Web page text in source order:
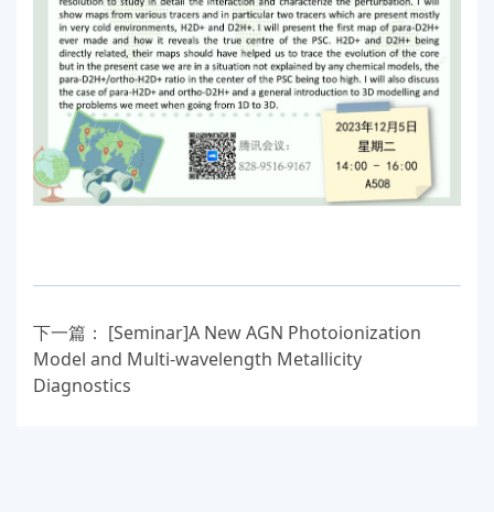
下一篇： [Seminar]A New AGN Photoionization
Model and Multi-wavelength Metallicity
Diagnostics